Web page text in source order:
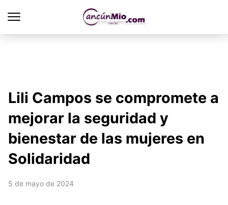
Lili Campos se compromete a
mejorar la seguridad y
bienestar de las mujeres en
Solidaridad
5 de mayo de 2024